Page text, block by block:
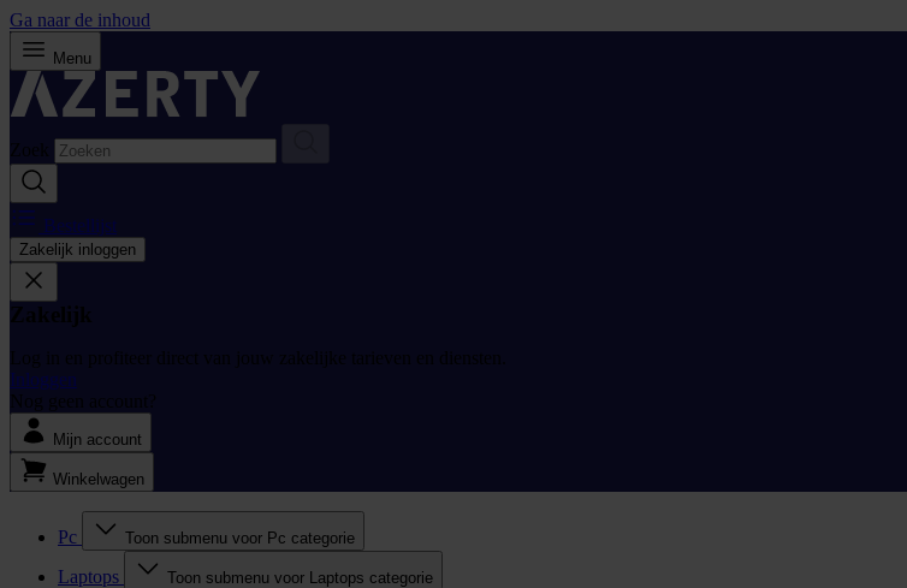
Ga naar de inhoud
Menu
Zoek
Bestellijst
Zakelijk inloggen
Zakelijk
Log in en profiteer direct van jouw zakelijke tarieven en diensten.
Inloggen
Nog geen account?
Mijn account
Winkelwagen
Pc Toon submenu voor Pc categorie
Laptops Toon submenu voor Laptops categorie